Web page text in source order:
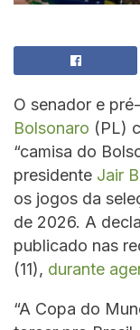
O senador e
Bolsonaro (PL)
“camisa do
presidente Jair
os jogos da
de 2026. A
publicado nas
(11), durante
“A Copa do